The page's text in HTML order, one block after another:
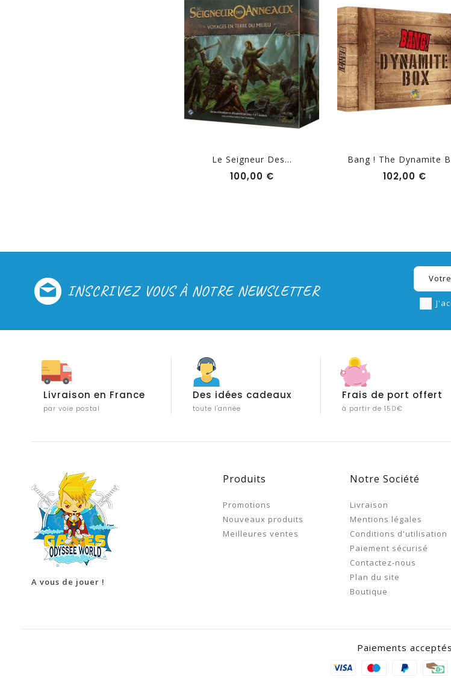
Le Seigneur Des...
100,00 €Prix
Bang ! The Dynamite
102,00 €
INSCRIVEZ VOUS À NOTRE NEWSLETTER
Livraison en France
par voie postal
Des idées cadeaux
toute l'année
Frais de port offert
à partir de 150€
A vous de jouer !
Produits
Promotions
Nouveaux produits
Meilleures ventes
Notre Société
Livraison
Mentions légales
Conditions d'utilisation
Paiement sécurisé
Contactez-nous
Plan du site
Boutique
Paiements acceptés